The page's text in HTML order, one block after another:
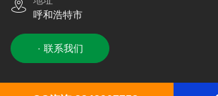
呼和浩特市
· 联系我们